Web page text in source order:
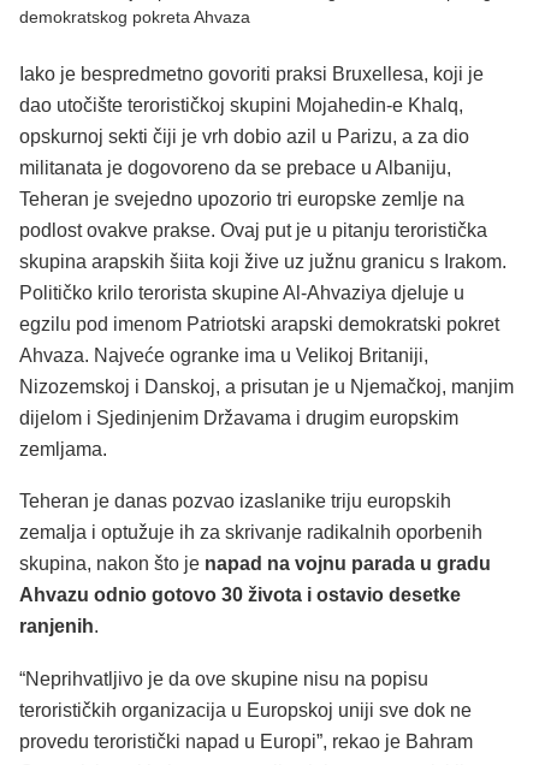
demokratskog pokreta Ahvaza
Iako je bespredmetno govoriti praksi Bruxellesa, koji je
dao utočište terorističkoj skupini Mojahedin-e Khalq,
opskurnoj sekti čiji je vrh dobio azil u Parizu, a za dio
militanata je dogovoreno da se prebace u Albaniju,
Teheran je svejedno upozorio tri europske zemlje na
podlost ovakve prakse. Ovaj put je u pitanju teroristička
skupina arapskih šiita koji žive uz južnu granicu s Irakom.
Političko krilo terorista skupine Al-Ahvaziya djeluje u
egzilu pod imenom Patriotski arapski demokratski pokret
Ahvaza. Najveće ogranke ima u Velikoj Britaniji,
Nizozemskoj i Danskoj, a prisutan je u Njemačkoj, manjim
dijelom i Sjedinjenim Državama i drugim europskim
zemljama.
Teheran je danas pozvao izaslanike triju europskih
zemalja i optužuje ih za skrivanje radikalnih oporbenih
skupina, nakon što je napad na vojnu parada u gradu
Ahvazu odnio gotovo 30 života i ostavio desetke
ranjenih.
“Neprihvatljivo je da ove skupine nisu na popisu
terorističkih organizacija u Europskoj uniji sve dok ne
provedu teroristički napad u Europi”, rekao je Bahram